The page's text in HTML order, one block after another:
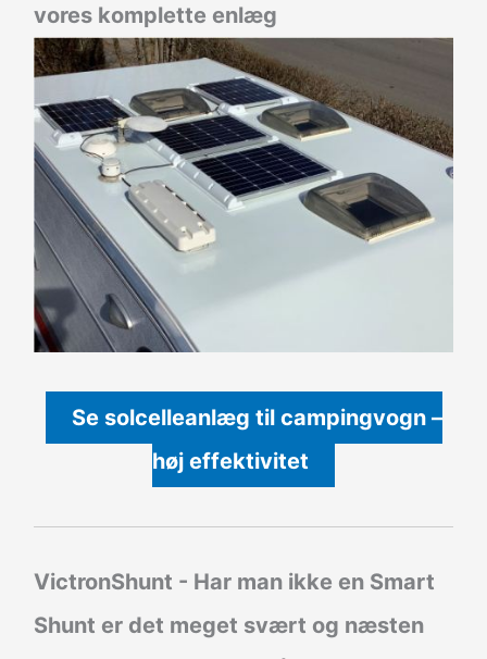
vores komplette enlæg
Se solcelleanlæg til campingvogn –
høj effektivitet
VictronShunt - Har man ikke en Smart
Shunt er det meget svært og næsten